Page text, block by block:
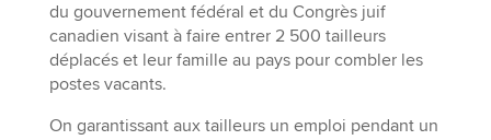
du gouvernement fédéral et du Congrès juif
canadien visant à faire entrer 2 500 tailleurs
déplacés et leur famille au pays pour combler les
postes vacants.
On garantissant aux tailleurs un emploi pendant un